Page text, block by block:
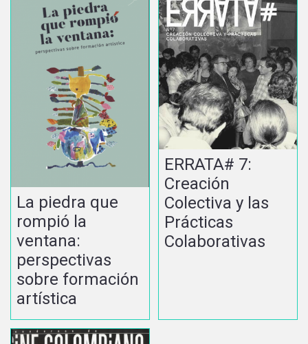
La piedra que
rompió la
ventana:
perspectivas
sobre formación
artística
ERRATA# 7:
Creación
Colectiva y las
Prácticas
Colaborativas